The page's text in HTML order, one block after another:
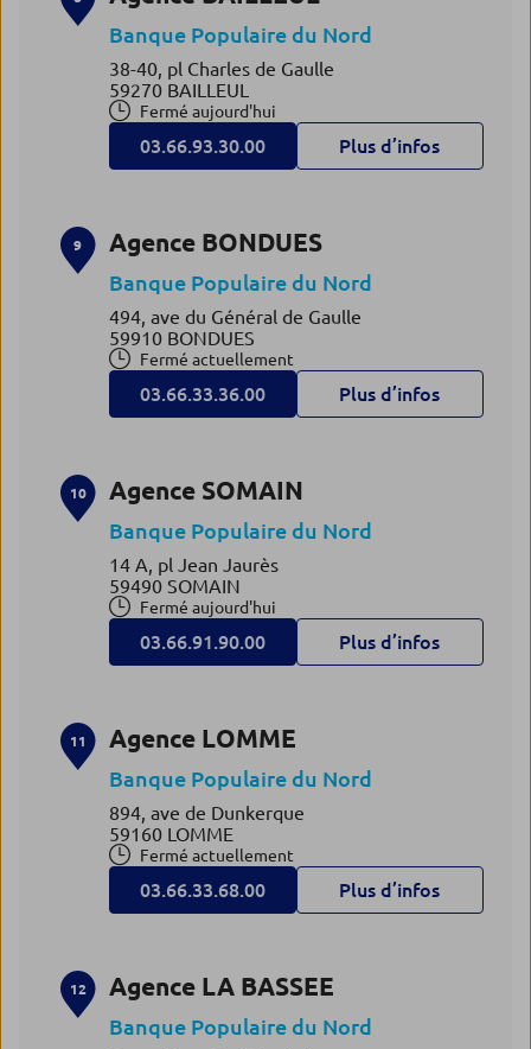
Banque Populaire du Nord
38-40, pl Charles de Gaulle
59270 BAILLEUL
Fermé aujourd'hui
03.66.93.30.00 Plus d’infos
9 Agence BONDUES
Banque Populaire du Nord
494, ave du Général de Gaulle
59910 BONDUES
Fermé actuellement
03.66.33.36.00 Plus d’infos
10 Agence SOMAIN
Banque Populaire du Nord
14 A, pl Jean Jaurès
59490 SOMAIN
Fermé aujourd'hui
03.66.91.90.00 Plus d’infos
11 Agence LOMME
Banque Populaire du Nord
894, ave de Dunkerque
59160 LOMME
Fermé actuellement
03.66.33.68.00 Plus d’infos
12 Agence LA BASSEE
Banque Populaire du Nord